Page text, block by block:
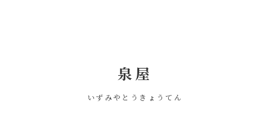
泉屋
いずみやとうきょうてん